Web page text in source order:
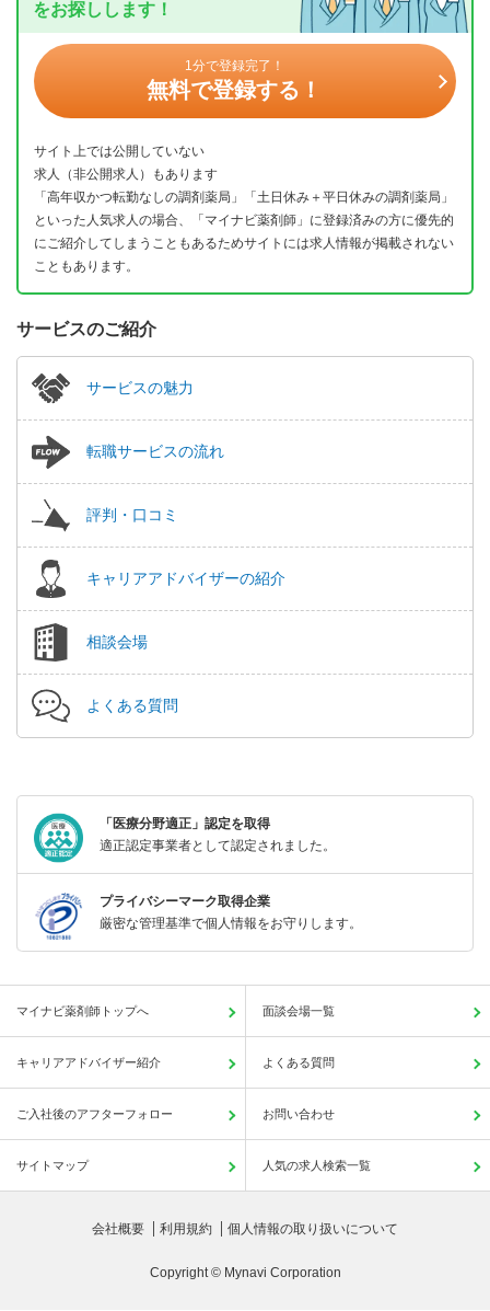
をお探しします！
1分で登録完了！
無料で登録する！
サイト上では公開していない
求人（非公開求人）もあります
「高年収かつ転勤なしの調剤薬局」「土日休み＋平日休みの調剤薬局」
といった人気求人の場合、「マイナビ薬剤師」に登録済みの方に優先的
にご紹介してしまうこともあるためサイトには求人情報が掲載されない
こともあります。
サービスのご紹介
サービスの魅力
転職サービスの流れ
評判・口コミ
キャリアアドバイザーの紹介
相談会場
よくある質問
「医療分野適正」認定を取得
適正認定事業者として認定されました。
プライバシーマーク取得企業
厳密な管理基準で個人情報をお守りします。
マイナビ薬剤師トップへ 面談会場一覧
キャリアアドバイザー紹介 よくある質問
ご入社後のアフターフォロー お問い合わせ
サイトマップ 人気の求人検索一覧
会社概要 利用規約 個人情報の取り扱いについて
Copyright © Mynavi Corporation